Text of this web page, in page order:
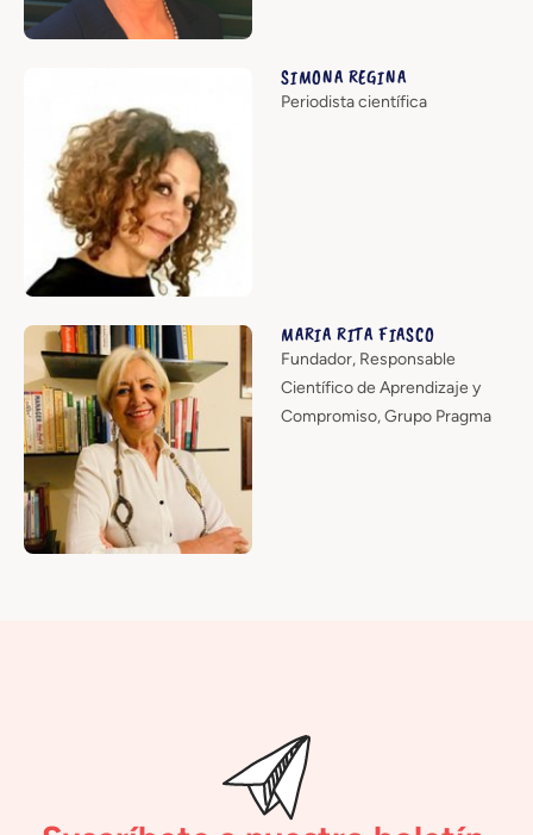
SIMONA REGINA
Periodista científica
MARIA RITA FIASCO
Fundador, Responsable
Científico de Aprendizaje y
Compromiso, Grupo Pragma